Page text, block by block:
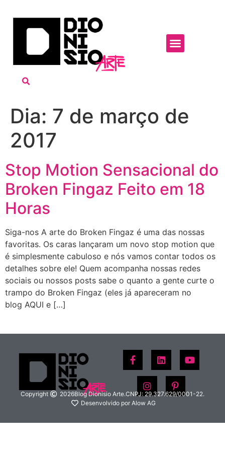
Dia: 7 de março de
2017
Stop Motion Sensacional do
Broken Fingaz Feito em 18
Horas
Siga-nos A arte do Broken Fingaz é uma das nossas
favoritas. Os caras lançaram um novo stop motion que
é simplesmente cabuloso e nós vamos contar todos os
detalhes sobre ele! Quem acompanha nossas redes
sociais ou nossos posts sabe o quanto a gente curte o
trampo do Broken Fingaz (eles já apareceram no
blog AQUI e […]
Copyright 2026Blog Dionisio Arte.CNPJ: 29.327.629/0001-22.
Desenvolvido por Alow AG